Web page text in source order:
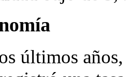
últimos